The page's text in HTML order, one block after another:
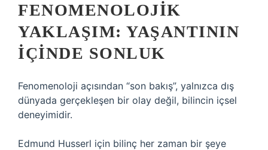
FENOMENOLOJIK
YAKLAŞIM: YAŞANTININ
İÇINDE SONLUK
Fenomenoloji açısından “son bakış”, yalnızca dış
dünyada gerçekleşen bir olay değil, bilincin içsel
deneyimidir.
Edmund Husserl için bilinç her zaman bir şeye